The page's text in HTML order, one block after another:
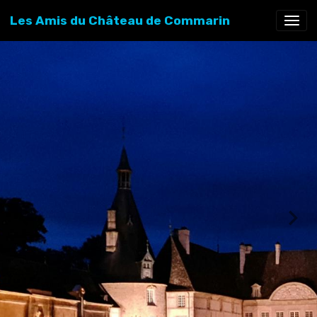
Les Amis du Château de Commarin